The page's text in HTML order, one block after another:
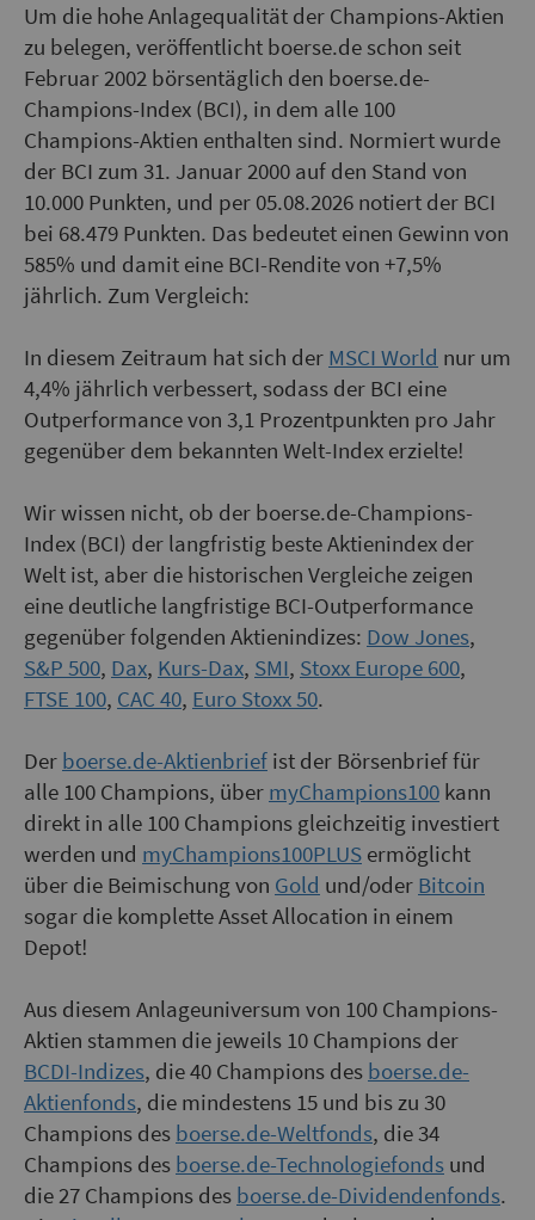
Um die hohe Anlagequalität der Champions-Aktien
zu belegen, veröffentlicht boerse.de schon seit
Februar 2002 börsentäglich den boerse.de-
Champions-Index (BCI), in dem alle 100
Champions-Aktien enthalten sind. Normiert wurde
der BCI zum 31. Januar 2000 auf den Stand von
10.000 Punkten, und per 05.08.2026 notiert der BCI
bei 68.479 Punkten. Das bedeutet einen Gewinn von
585% und damit eine BCI-Rendite von +7,5%
jährlich. Zum Vergleich:
In diesem Zeitraum hat sich der MSCI World nur um
4,4% jährlich verbessert, sodass der BCI eine
Outperformance von 3,1 Prozentpunkten pro Jahr
gegenüber dem bekannten Welt-Index erzielte!
Wir wissen nicht, ob der boerse.de-Champions-
Index (BCI) der langfristig beste Aktienindex der
Welt ist, aber die historischen Vergleiche zeigen
eine deutliche langfristige BCI-Out­perfor­mance
gegenüber folgenden Aktienindizes: Dow Jones,
S&P 500, Dax, Kurs-Dax, SMI, Stoxx Europe 600,
FTSE 100, CAC 40, Euro Stoxx 50.
Der boerse.de-Aktienbrief ist der Börsenbrief für
alle 100 Champions, über myChampions100 kann
direkt in alle 100 Champions gleichzeitig investiert
werden und myChampions100PLUS ermöglicht
über die Beimischung von Gold und/oder Bitcoin
sogar die komplette Asset Allocation in einem
Depot!
Aus diesem Anlageuniversum von 100 Champions-
Aktien stammen die jeweils 10 Champions der
BCDI-Indizes, die 40 Champions des boerse.de-
Aktienfonds, die mindestens 15 und bis zu 30
Champions des boerse.de-Weltfonds, die 34
Champions des boerse.de-Technologiefonds und
die 27 Champions des boerse.de-Dividendenfonds.